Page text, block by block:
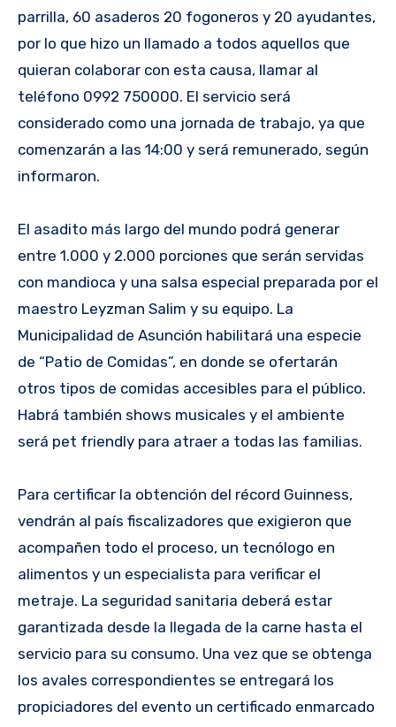
parrilla, 60 asaderos 20 fogoneros y 20 ayudantes,
por lo que hizo un llamado a todos aquellos que
quieran colaborar con esta causa, llamar al
teléfono 0992 750000. El servicio será
considerado como una jornada de trabajo, ya que
comenzarán a las 14:00 y será remunerado, según
informaron.
El asadito más largo del mundo podrá generar
entre 1.000 y 2.000 porciones que serán servidas
con mandioca y una salsa especial preparada por el
maestro Leyzman Salim y su equipo. La
Municipalidad de Asunción habilitará una especie
de “Patio de Comidas”, en donde se ofertarán
otros tipos de comidas accesibles para el público.
Habrá también shows musicales y el ambiente
será pet friendly para atraer a todas las familias.
Para certificar la obtención del récord Guinness,
vendrán al país fiscalizadores que exigieron que
acompañen todo el proceso, un tecnólogo en
alimentos y un especialista para verificar el
metraje. La seguridad sanitaria deberá estar
garantizada desde la llegada de la carne hasta el
servicio para su consumo. Una vez que se obtenga
los avales correspondientes se entregará los
propiciadores del evento un certificado enmarcado